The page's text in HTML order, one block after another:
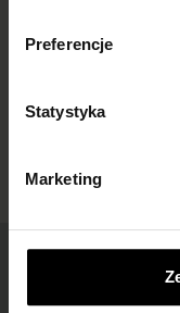
Preferencje
Statystyka
Marketing